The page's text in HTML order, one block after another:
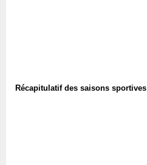
Récapitulatif des saisons sportives